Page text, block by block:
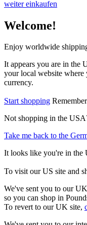
weiter einkaufen
Welcome!
Enjoy worldwide
It appears you are in the
your local website
currency.
Start shopping
Not shopping in the
Take me back to the
It looks like you're in the
To visit our US site and
We've sent you to our
so you can shop in
To revert to our UK site,